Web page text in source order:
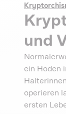
und
ein Hoden
operieren
ersten